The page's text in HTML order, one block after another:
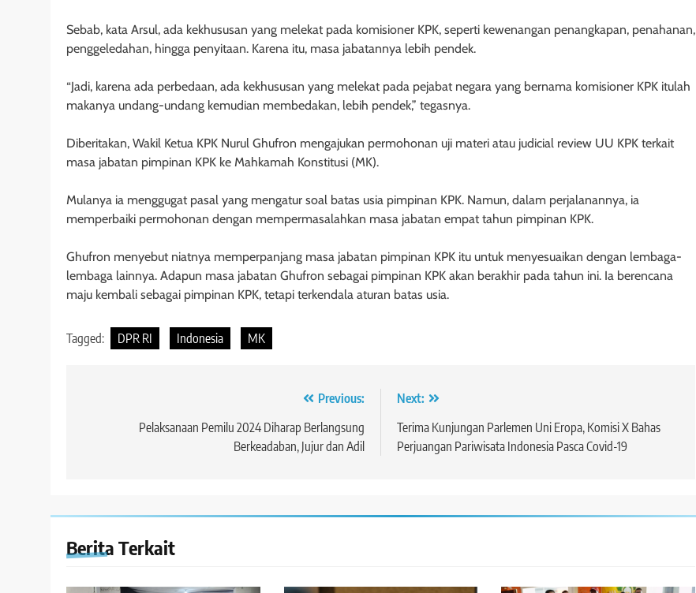
Sebab, kata Arsul, ada kekhususan yang melekat pada komisioner KPK, seperti kewenangan penangkapan, penahanan,
penggeledahan, hingga penyitaan. Karena itu, masa jabatannya lebih pendek.
“Jadi, karena ada perbedaan, ada kekhususan yang melekat pada pejabat negara yang bernama komisioner KPK itulah
makanya undang-undang kemudian membedakan, lebih pendek,” tegasnya.
Diberitakan, Wakil Ketua KPK Nurul Ghufron mengajukan permohonan uji materi atau judicial review UU KPK terkait
masa jabatan pimpinan KPK ke Mahkamah Konstitusi (MK).
Mulanya ia menggugat pasal yang mengatur soal batas usia pimpinan KPK. Namun, dalam perjalanannya, ia
memperbaiki permohonan dengan mempermasalahkan masa jabatan empat tahun pimpinan KPK.
Ghufron menyebut niatnya memperpanjang masa jabatan pimpinan KPK itu untuk menyesuaikan dengan lembaga-
lembaga lainnya. Adapun masa jabatan Ghufron sebagai pimpinan KPK akan berakhir pada tahun ini. Ia berencana
maju kembali sebagai pimpinan KPK, tetapi terkendala aturan batas usia.
Tagged: DPR RI Indonesia MK
Previous:
Pelaksanaan Pemilu 2024 Diharap Berlangsung
Berkeadaban, Jujur dan Adil
Next:
Terima Kunjungan Parlemen Uni Eropa, Komisi X Bahas
Perjuangan Pariwisata Indonesia Pasca Covid-19
Berita Terkait